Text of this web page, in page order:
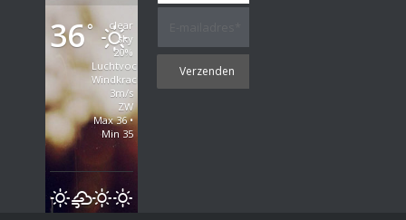
36°
clear
sky
20%
Luchtvochtigheid
Windkracht:
3m/s
ZW
Max 36 •
Min 35